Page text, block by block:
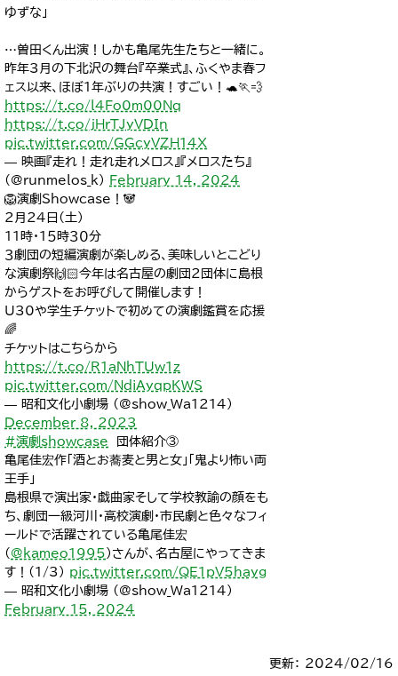
ゆずな」
…曽田くん出演！しかも亀尾先生たちと一緒に。
昨年3月の下北沢の舞台『卒業式』、ふくやま春フ
ェス以来、ほぼ1年ぶりの共演！すごい！🐢🏃💨
https://t.co/l4Fo0m00Nq
https://t.co/jHrTJyVDIn
pic.twitter.com/GGcyVZH14X
— 映画『走れ！走れ走れメロス』『メロスたち』
(@runmelos_k)
February 14, 2024
🦁演劇Showcase！🐼
２月２４日(土)
１１時・１５時３０分
３劇団の短編演劇が楽しめる、美味しいとこどり
な演劇祭🙌🏻今年は名古屋の劇団２団体に島根
からゲストをお呼びして開催します！
U30や学生チケットで初めての演劇鑑賞を応援
🌈
チケットはこちらから
https://t.co/R1aNhTUw1z
pic.twitter.com/NdiAyqpKWS
— 昭和文化小劇場 (@show_Wa1214)
December 8, 2023
#演劇showcase 団体紹介③
亀尾佳宏作「酒とお蕎麦と男と女」「鬼より怖い両
王手」
島根県で演出家・戯曲家そして学校教諭の顔をも
ち、劇団一級河川・高校演劇・市民劇と色々なフィ
ールドで活躍されている亀尾佳宏
( @kameo1995 )さんが、名古屋にやってきま
す！(1/3) pic.twitter.com/QE1pV5hayg
— 昭和文化小劇場 (@show_Wa1214)
February 15, 2024
更新： 2024/02/16